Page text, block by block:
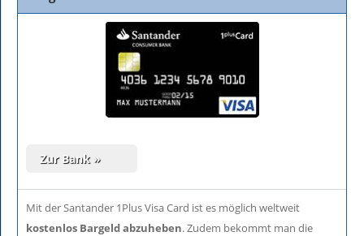
Mit der Santander 1Plus Visa Card ist es möglich weltweit
kostenlos Bargeld abzuheben. Zudem bekommt man die